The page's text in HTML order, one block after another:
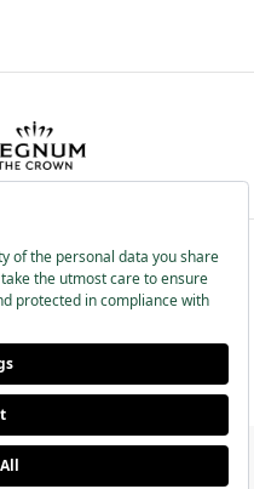
Информационные